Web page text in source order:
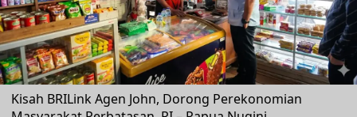
Kisah BRILink Agen John, Dorong Perekonomian